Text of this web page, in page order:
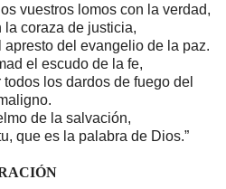
vuestros lomos con la verdad,
la coraza de justicia,
del evangelio de la paz.
el escudo de la fe,
los dardos de fuego del
de la salvación,
que es la palabra de Dios.”